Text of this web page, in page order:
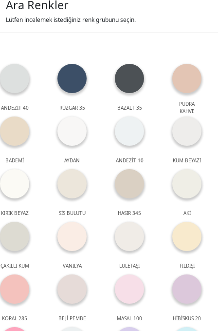
Ara Renkler
Lütfen incelemek istediğiniz renk grubunu seçin.
ANDEZİT 40 RÜZGAR 35 BAZALT 35
PUDRA
KAHVE
BADEMİ AYDAN ANDEZİT 10 KUM BEYAZI
KIRIK BEYAZ SİS BULUTU HASIR 345 AKİ
ÇAKILLI KUM VANİLYA LÜLETAŞI FİLDİŞİ
KORAL 285 BEJİ PEMBE MASAL 100 HİBİSKUS 20